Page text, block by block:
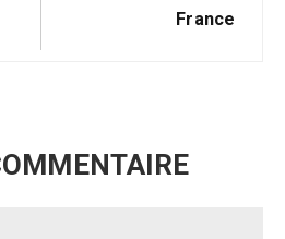
France